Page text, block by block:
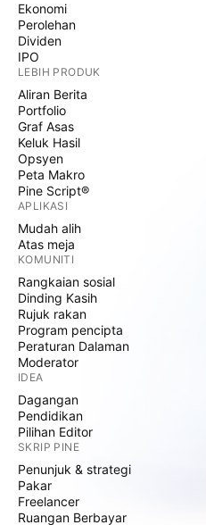
Ekonomi
Perolehan
Dividen
IPO
LEBIH PRODUK
Aliran Berita
Portfolio
Graf Asas
Keluk Hasil
Opsyen
Peta Makro
Pine Script®
APLIKASI
Mudah alih
Atas meja
KOMUNITI
Rangkaian sosial
Dinding Kasih
Rujuk rakan
Program pencipta
Peraturan Dalaman
Moderator
IDEA
Dagangan
Pendidikan
Pilihan Editor
SKRIP PINE
Penunjuk & strategi
Pakar
Freelancer
Ruangan Berbayar